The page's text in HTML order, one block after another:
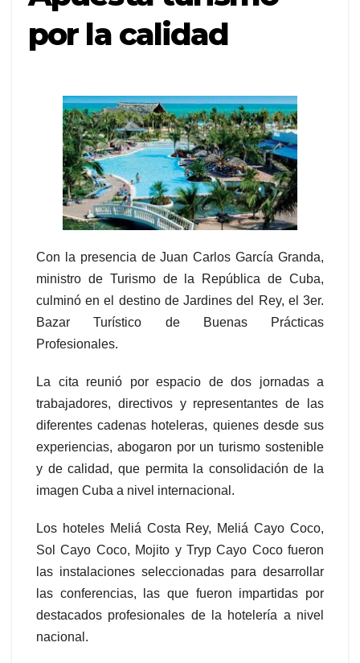
por la calidad
Con la presencia de Juan Carlos García Granda,
ministro de Turismo de la República de Cuba,
culminó en el destino de Jardines del Rey, el 3er.
Bazar Turístico de Buenas Prácticas
Profesionales.
La cita reunió por espacio de dos jornadas a
trabajadores, directivos y representantes de las
diferentes cadenas hoteleras, quienes desde sus
experiencias, abogaron por un turismo sostenible
y de calidad, que permita la consolidación de la
imagen Cuba a nivel internacional.
Los hoteles Meliá Costa Rey, Meliá Cayo Coco,
Sol Cayo Coco, Mojito y Tryp Cayo Coco fueron
las instalaciones seleccionadas para desarrollar
las conferencias, las que fueron impartidas por
destacados profesionales de la hotelería a nivel
nacional.